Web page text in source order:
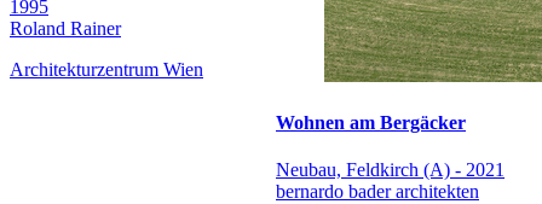
1995
Roland Rainer
Architekturzentrum Wien
Wohnen am Bergäcker
Neubau, Feldkirch (A) - 2021
bernardo bader architekten